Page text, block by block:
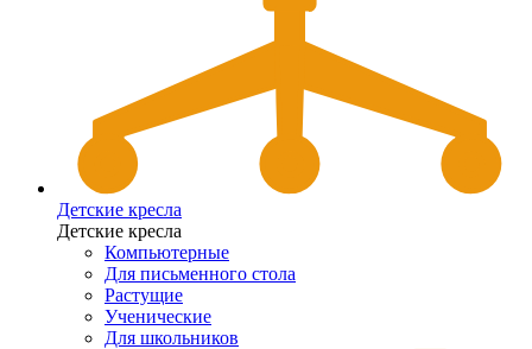
Детские кресла
Детские кресла
Компьютерные
Для письменного стола
Растущие
Ученические
Для школьников